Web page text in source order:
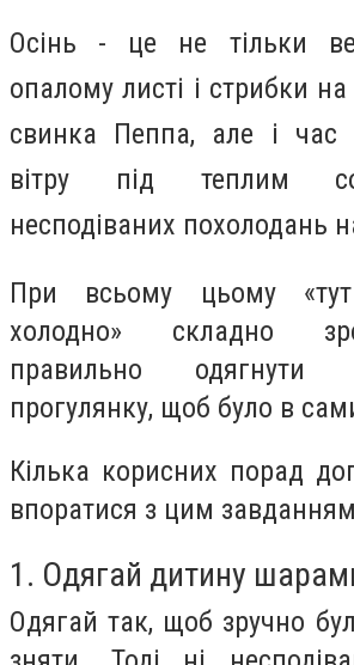
Осінь - це не тільки
опалому листі і стрибки
свинка Пеппа, але і час
вітру під теплим
несподіваних похолодань
При всьому цьому
холодно» складно
правильно
прогулянку, щоб було в
Кілька корисних порад
впоратися з цим
1. Одягай дитину
Одягай так, щоб зручно